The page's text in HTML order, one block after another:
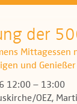
der
Mittagessen
und
12:00 – 13:00
OEZ,